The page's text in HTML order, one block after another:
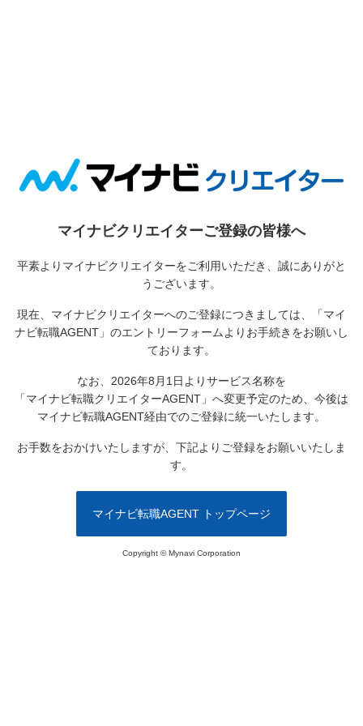
マイナビクリエイターご登録の皆様へ
平素よりマイナビクリエイターをご利用いただき、誠にありがと
うございます。
現在、マイナビクリエイターへのご登録につきましては、
「マイ
ナビ転職AGENT」のエントリーフォームよりお手続きをお願いし
ております。
なお、2026年8月1日よりサービス名称を
「マイナビ転職クリエイターAGENT」へ変更予定のため、 今後は
マイナビ転職AGENT経由でのご登録に統一いたします。
お手数をおかけいたしますが、下記よりご登録をお願いいたしま
す。
マイナビ転職AGENT トップページ
Copyright © Mynavi Corporation